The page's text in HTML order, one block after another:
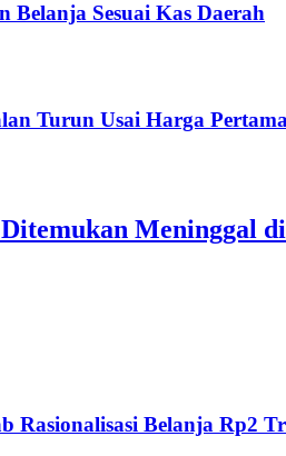
Belanja Sesuai Kas Daerah
Turun Usai Harga
Meninggal
Rasionalisasi Belanja Rp2